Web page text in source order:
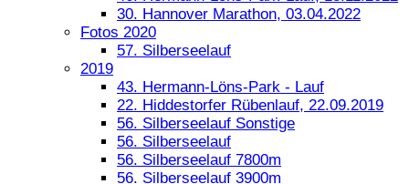
30. Hannover Marathon, 03.04.2022
Fotos 2020
57. Silberseelauf
2019
43. Hermann-Löns-Park - Lauf
22. Hiddestorfer Rübenlauf, 22.09.2019
56. Silberseelauf Sonstige
56. Silberseelauf
56. Silberseelauf 7800m
56. Silberseelauf 3900m